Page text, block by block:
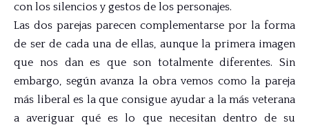
con los silencios y gestos de los personajes.
Las dos parejas parecen complementarse por la forma
de ser de cada una de ellas, aunque la primera imagen
que nos dan es que son totalmente diferentes. Sin
embargo, según avanza la obra vemos como la pareja
más liberal es la que consigue ayudar a la más veterana
a averiguar qué es lo que necesitan dentro de su